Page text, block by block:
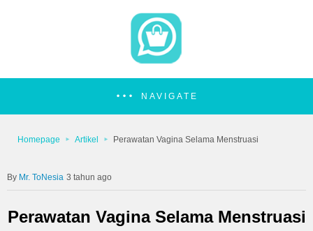
NAVIGATE
Homepage Artikel Perawatan Vagina Selama Menstruasi
Mr. ToNesia 3 tahun ago
Perawatan Vagina Selama Menstruasi